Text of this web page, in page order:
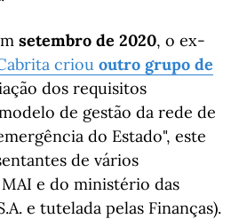
setembro de 2020, o ex-
criou outro grupo de
dos requisitos
de gestão da rede de
do Estado", este
de vários
e do ministério das
e tutelada pelas Finanças).